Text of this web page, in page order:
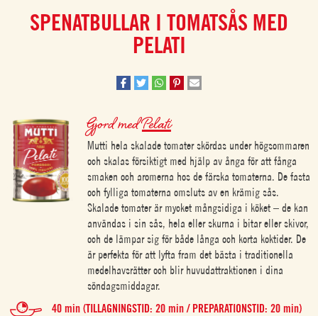
SPENATBULLAR I TOMATSÅS MED
PELATI
Gjord medPelati
Mutti hela skalade tomater skördas under högsommaren
och skalas försiktigt med hjälp av ånga för att fånga
smaken och aromerna hos de färska tomaterna. De fasta
och fylliga tomaterna omsluts av en krämig sås.
Skalade tomater är mycket mångsidiga i köket – de kan
användas i sin sås, hela eller skurna i bitar eller skivor,
och de lämpar sig för både långa och korta koktider. De
är perfekta för att lyfta fram det bästa i traditionella
medelhavsrätter och blir huvudattraktionen i dina
söndagsmiddagar.
40 min (TILLAGNINGSTID: 20 min / PREPARATIONSTID: 20 min)